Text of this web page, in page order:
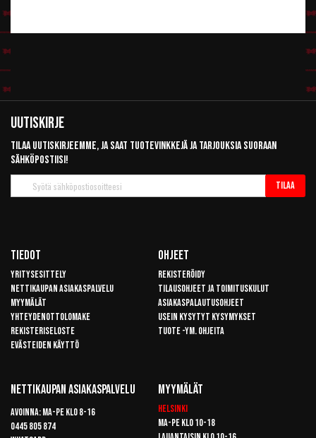
Uutiskirje
Tilaa uutiskirjeemme, ja saat tuotevinkkejä ja tarjouksia suoraan
sähköpostiisi!
uutiskirje
Tilaa
Tiedot
Yritysesittely
Nettikaupan asiakaspalvelu
Myymälät
Yhteydenottolomake
Rekisteriseloste
Evästeiden käyttö
Ohjeet
Rekisteröidy
Tilausohjeet ja toimituskulut
Asiakaspalautusohjeet
Usein kysytyt kysymykset
Tuote -ym. ohjeita
Nettikaupan Asiakaspalvelu
Avoinna: Ma-pe klo 8-16
0445 805 874
Myymälät
Helsinki
Ma-pe klo 10-18